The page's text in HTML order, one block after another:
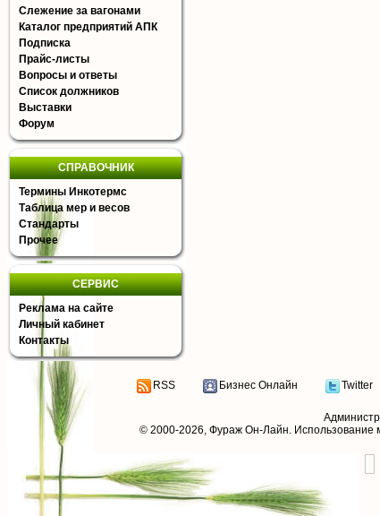
Слежение за вагонами
Каталог предприятий АПК
Подписка
Прайс-листы
Вопросы и ответы
Список должников
Выставки
Форум
СПРАВОЧНИК
Термины Инкотермс
Таблица мер и весов
Стандарты
Прочее
СЕРВИС
Реклама на сайте
Личный кабинет
Контакты
RSS Бизнес Онлайн Twitter
© 2000-2026, Фураж Он-Лайн. Использование